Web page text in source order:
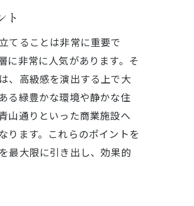
ト
てることは非常に重要で
に非常に人気があります。そ
、高級感を演出する上で大
る緑豊かな環境や静かな住
山通りといった商業施設へ
ります。これらのポイントを
最大限に引き出し、効果的